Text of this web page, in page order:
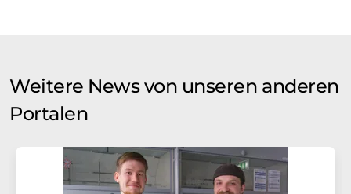
Weitere News von unseren anderen
Portalen